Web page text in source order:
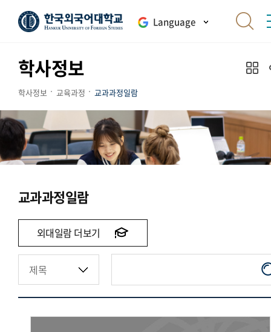
Language
학사정보
학사정보 교육과정 교과과정일람
교과과정일람
외대일람 더보기